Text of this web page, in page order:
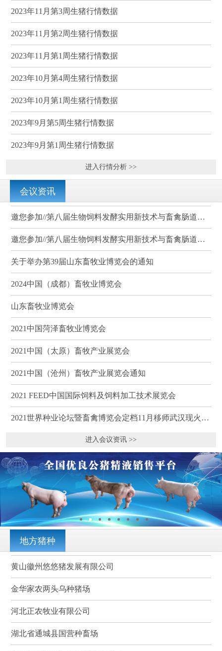
2023年11月第3周生猪行情数据
2023年11月第2周生猪行情数据
2023年11月第1周生猪行情数据
2023年10月第4周生猪行情数据
2023年10月第1周生猪行情数据
2023年9月第5周生猪行情数据
2023年9月第1周生猪行情数据
进入行情分析 >>
会议资讯
邀您参加//第八届生物饲料发酵实用新技术与畜禽肠道健康、营养科学研讨会（武汉）
邀您参加//第八届生物饲料发酵实用新技术与畜禽肠道健康、营养科学研讨会（武汉）
关于举办第39届山东畜牧业博览会的通知
2024中国（成都）畜牧业博览会
山东畜牧业博览会
2021中国菏泽畜牧业博览会
2021中国（太原）畜牧产业展览会
2021中国（沧州）畜牧产业展览会通知
2021 FEED中国国际饲料及饲料加工技术展览会
2021世界种业论坛暨畜禽博览会定档11月移师武汉现火热招商
进入会议资讯 >>
地方猪种
黄山徽州悠悠猪发展有限公司
金华家农两头乌种猪场
河北正农牧业有限公司
湖北省通城县国营种畜场